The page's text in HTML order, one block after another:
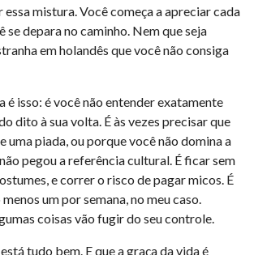
essa mistura. Você começa a apreciar cada
se depara no caminho. Nem que seja
em holandês que você não consiga
é isso: é você não entender exatamente
dito à sua volta. É às vezes precisar que
uma piada, ou porque você não domina a
pegou a referência cultural. É ficar sem
e correr o risco de pagar micos. É
um por semana, no meu caso.
coisas vão fugir do seu controle.
tudo bem. E que a graça da vida é